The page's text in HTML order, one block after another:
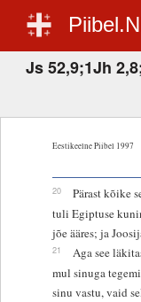
Js 52,9;1Jh
Eestikeelne Piibel 1997
20
Pärast kõike
tuli Egiptuse
jõe ääres; ja
21
Aga see
mul sinuga
sinu vastu, vaid